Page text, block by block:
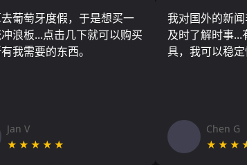
葡萄牙度假，于是想买一
浪板...点击几下就可以购买
我需要的东西。
Jan V
★★★★★
我对国外的新
及时了解时事
具，我可以稳
Chen G